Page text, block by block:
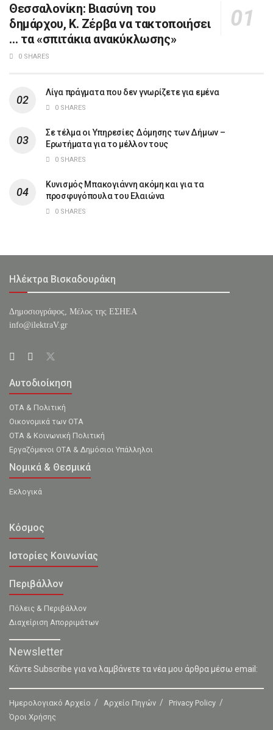
Θεσσαλονίκη: Βιασύνη του
δημάρχου, Κ. Ζέρβα να τακτοποιήσει
… τα «σπιτάκια ανακύκλωσης»
0 SHARES
Λίγα πράγματα που δεν γνωρίζετε για εμένα
0 SHARES
Σε τέλμα οι Υπηρεσίες Δόμησης των Δήμων –
Ερωτήματα για το μέλλον τους
0 SHARES
Κυνισμός Μπακογιάννη ακόμη και για τα
προσφυγόπουλα του Ελαιώνα
0 SHARES
Ηλέκτρα Βισκαδουράκη
Δημοσιογράφος, Μέλος της ΕΣHΕΑ
info@ilektraV.gr
Αυτοδιοίκηση
ΟΤΑ & Πολιτική
Οικονομικά των ΟΤΑ
ΟΤΑ & Κοινωνική Πολιτική
Εργαζόμενοι ΟΤΑ & Δημόσιοι Υπάλληλοι
Νομικά & Θεσμικά
Εκλογικά
Κόσμος
Ιστορίες Κοινωνίας
Περιβάλλον
Πόλεις & Περιβάλλον
Διαχείριση Απορριμάτων
Newsletter
Κάντε Subscribe για να λαμβάνετε τα νέα μου άρθρα μέσω email:
Ημερολογιακό Αρχείο Αρχείο Πηγών
Privacy Policy
Όροι Χρήσης